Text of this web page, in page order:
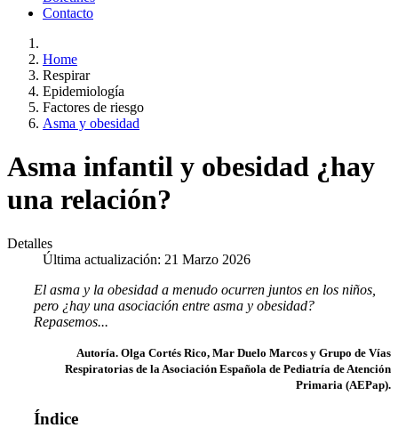
Contacto
Home
Respirar
Epidemiología
Factores de riesgo
Asma y obesidad
Asma infantil y obesidad ¿hay
una relación?
Detalles
Última actualización: 21 Marzo 2026
El asma y la obesidad a menudo ocurren juntos en los niños,
pero ¿hay una asociación entre asma y obesidad?
Repasemos...
Autoría. Olga Cortés Rico, Mar Duelo Marcos y Grupo de Vías
Respiratorias de la Asociación Española de Pediatría de Atención
Primaria (AEPap).
Índice